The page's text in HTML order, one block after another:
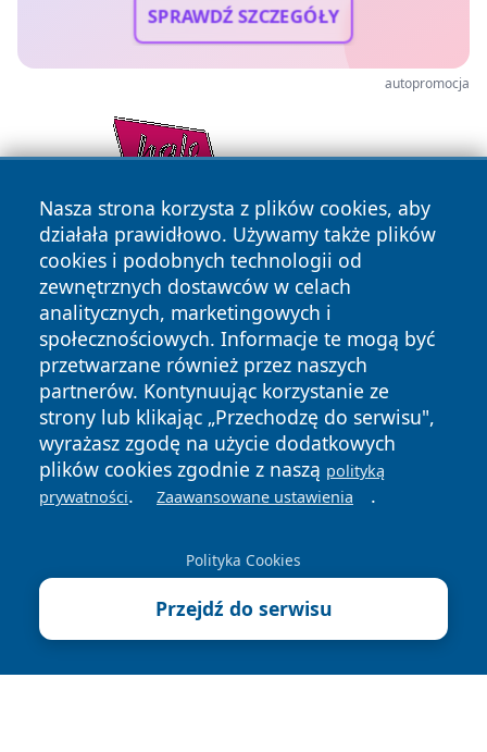
SPRAWDŹ SZCZEGÓŁY
autopromocja
Nasza strona korzysta z plików cookies, aby
działała prawidłowo. Używamy także plików
cookies i podobnych technologii od
zewnętrznych dostawców w celach
analitycznych, marketingowych i
społecznościowych. Informacje te mogą być
przetwarzane również przez naszych
partnerów. Kontynuując korzystanie ze
strony lub klikając „Przechodzę do serwisu",
wyrażasz zgodę na użycie dodatkowych
plików cookies zgodnie z naszą polityką
prywatności. Zaawansowane ustawienia .
Polityka Cookies
Przejdź do serwisu
Copyright © 2026 jeleniagoraonline.pl Wszystkie prawa
zastrzeżone.
News Autorzy
Polityka
Polityka